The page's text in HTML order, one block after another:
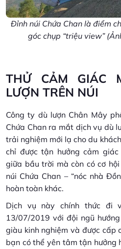
Đỉnh núi Chứa Chan là điểm
góc chụp “triệu view”
THỬ CẢM GIÁC
LƯỢN TRÊN NÚI
Công ty dù lượn Chân Mây
Chứa Chan ra mắt dịch vụ dù
trải nghiệm mới lạ cho du
chỉ được tận hưởng cảm
giữa bầu trời mà còn có cơ
núi Chứa Chan – “nóc nhà
hoàn toàn khác.
Dịch vụ này chính thức đi
13/07/2019 với đội ngũ
giàu kinh nghiệm và được cấp
bạn có thể yên tâm tận hưởng